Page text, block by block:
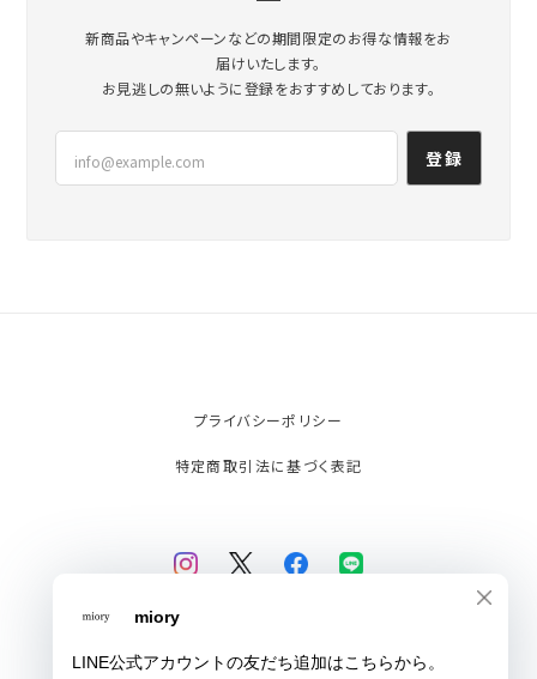
新商品やキャンペーンなどの期間限定のお得な情報をお
届けいたします。
お見逃しの無いように登録をおすすめしております。
登録
プライバシーポリシー
特定商取引法に基づく表記